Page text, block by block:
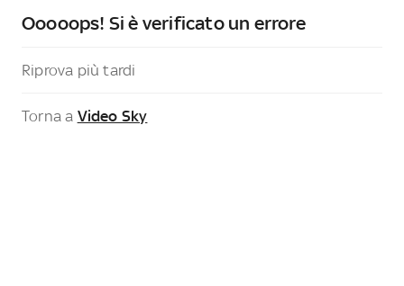
Ooooops! Si è verificato un errore
Riprova più tardi
Torna a Video Sky